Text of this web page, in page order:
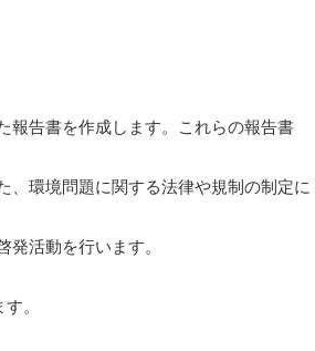
報告書を作成します。これらの報告書
、環境問題に関する法律や規制の制定に
活動を行います。
。